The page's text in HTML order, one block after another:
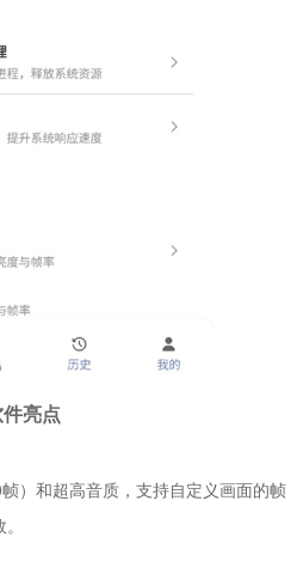
亮点
）和超高音质，支持自定义画面的帧